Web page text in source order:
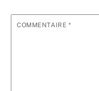
COMMENTAIRE *